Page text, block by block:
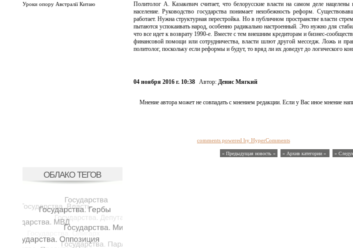
Уроки опору Австралії Китаю
ОБЛАКО ТЕГОВ
Политолог А. Казакевич считает, что белорусские власти на самом деле
население. Руководство государства понимает неизбежность реформ.
работает. Нужна структурная перестройка. Но в публичном пространстве власти
пытаются успокаивать народ, особенно радикально настроенный. Это нужно для
что все идет к возврату 1990-е. Вместе с тем внешним кредиторам и бизнес-
финансовой помощи или сотрудничества, власти шлют другой месседж. Ложь и
политолог, поскольку если реформы и будут, то вряд ли их доведут до логического
04 ноября 2016 г. 10:38 Автор: Денис Мягкий
Мнение автора может не совпадать с мнением редакции. Если у Вас иное мнение
comments powered by HyperComments
« Предыдущая новость « » Архив категории « »